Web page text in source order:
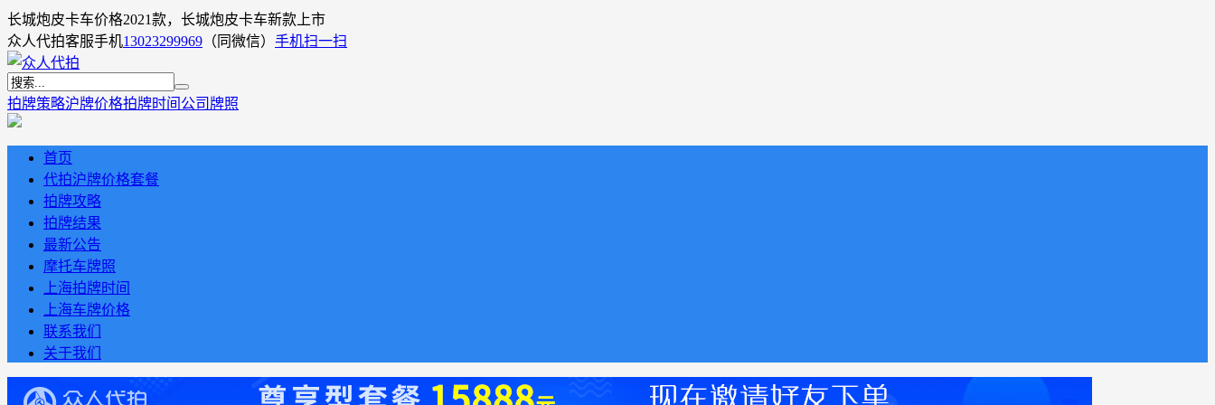
长城炮皮卡车价格2021款，长城炮皮卡车新款上市
众人代拍客服手机13023299969 （同微信） 手机扫一扫
拍牌策略沪牌价格拍牌时间 公司牌照
首页
代拍沪牌价格套餐
拍牌攻略
拍牌结果
最新公告
摩托车牌照
上海拍牌时间
上海车牌价格
联系我们
关于我们